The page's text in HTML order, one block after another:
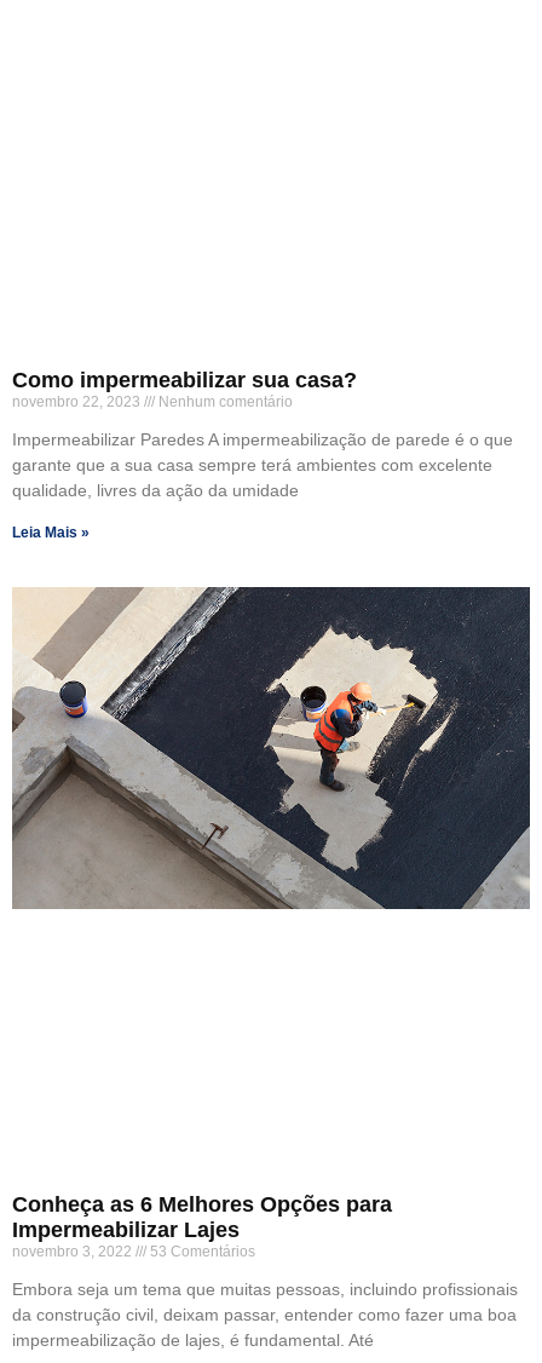
Como impermeabilizar sua casa?
novembro 22, 2023 Nenhum comentário
Impermeabilizar Paredes A impermeabilização de parede é o que
garante que a sua casa sempre terá ambientes com excelente
qualidade, livres da ação da umidade
Leia Mais »
Conheça as 6 Melhores Opções para
Impermeabilizar Lajes
novembro 3, 2022 53 Comentários
Embora seja um tema que muitas pessoas, incluindo profissionais
da construção civil, deixam passar, entender como fazer uma boa
impermeabilização de lajes, é fundamental. Até